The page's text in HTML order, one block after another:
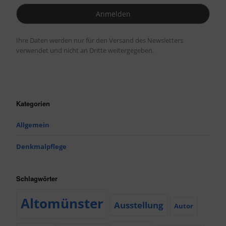
Ihre Daten werden nur für den Versand des Newsletters
verwendet und nicht an Dritte weitergegeben.
Kategorien
Allgemein
Denkmalpflege
Schlagwörter
Altomünster Ausstellung Autor